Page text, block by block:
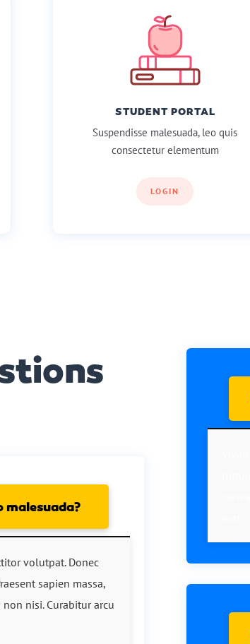
STUDENT PORTAL
Suspendisse malesuada, leo quis
consectetur elementum
LOGIN
malesuada?
volutpat. Donec
sapien massa,
nisi. Curabitur arcu